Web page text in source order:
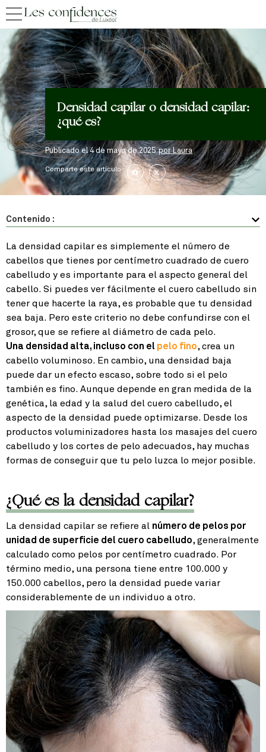
Densidad capilar o densidad capilar:
¿qué es?
Publicado el4 de mayo de 2025 porLaura
Comparte este artículo
Contenido :
La densidad capilar es simplemente el número de
cabellos que tienes por centímetro cuadrado de cuero
cabelludo y es importante para el aspecto general del
cabello. Si puedes ver fácilmente el cuero cabelludo sin
tener que hacerte la raya, es probable que tu densidad
sea baja. Pero este criterio no debe confundirse con el
grosor, que se refiere al diámetro de cada pelo.
Una densidad alta, incluso con el pelo fino, crea un
cabello voluminoso. En cambio, una densidad baja
puede dar un efecto escaso, sobre todo si el pelo
también es fino. Aunque depende en gran medida de la
genética, la edad y la salud del cuero cabelludo, el
aspecto de la densidad puede optimizarse. Desde los
productos voluminizadores hasta los masajes del cuero
cabelludo y los cortes de pelo adecuados, hay muchas
formas de conseguir que tu pelo luzca lo mejor posible.
¿Qué es la densidad capilar?
La densidad capilar se refiere al número de pelos por
unidad de superficie del cuero cabelludo, generalmente
calculado como pelos por centímetro cuadrado. Por
término medio, una persona tiene entre 100.000 y
150.000 cabellos, pero la densidad puede variar
considerablemente de un individuo a otro.